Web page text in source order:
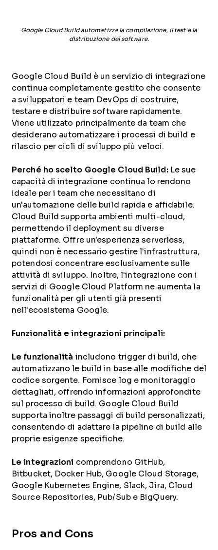
Google Cloud Build automatizza la compilazione, il test e la
distribuzione del software.
Google Cloud Build è un servizio di integrazione
continua completamente gestito che consente
a sviluppatori e team DevOps di costruire,
testare e distribuire software rapidamente.
Viene utilizzato principalmente da team che
desiderano automatizzare i processi di build e
rilascio per cicli di sviluppo più veloci.
Perché ho scelto Google Cloud Build:Le sue
capacità di integrazione continua lo rendono
ideale per i team che necessitano di
un'automazione delle build rapida e affidabile.
Cloud Build supporta ambienti multi-cloud,
permettendo il deployment su diverse
piattaforme. Offre un'esperienza serverless,
quindi non è necessario gestire l'infrastruttura,
potendosi concentrare esclusivamente sulle
attività di sviluppo. Inoltre, l'integrazione con i
servizi di Google Cloud Platform ne aumenta la
funzionalità per gli utenti già presenti
nell'ecosistema Google.
Funzionalità e integrazioni principali:
Le funzionalità includono trigger di build, che
automatizzano le build in base alle modifiche del
codice sorgente. Fornisce log e monitoraggio
dettagliati, offrendo informazioni approfondite
sul processo di build. Google Cloud Build
supporta inoltre passaggi di build personalizzati,
consentendo di adattare la pipeline di build alle
proprie esigenze specifiche.
Le integrazioni comprendono GitHub,
Bitbucket, Docker Hub, Google Cloud Storage,
Google Kubernetes Engine, Slack, Jira, Cloud
Source Repositories, Pub/Sub e BigQuery.
Pros and Cons